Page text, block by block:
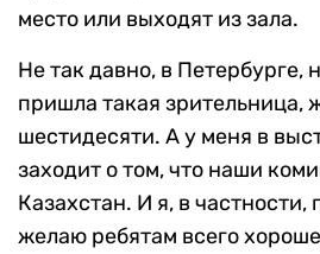
место или выходят из зала.
Не так давно, в Петербурге,
пришла такая зрительница,
шестидесяти. А у меня в
заходит о том, что наши
Казахстан. И я, в
желаю ребятам всего